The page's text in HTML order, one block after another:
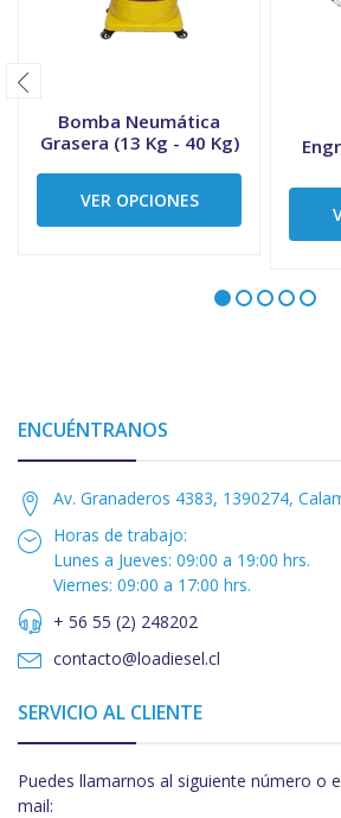
Bomba Neumática
Grasera (13 Kg - 40 Kg)
VER OPCIONES
ENCUÉNTRANOS
Av. Granaderos 4383, 1390274,
Horas de trabajo:
Lunes a Jueves: 09:00 a 19:00 hrs.
Viernes: 09:00 a 17:00 hrs.
+ 56 55 (2) 248202
contacto@loadiesel.cl
SERVICIO AL CLIENTE
Puedes llamarnos al siguiente número o
mail: